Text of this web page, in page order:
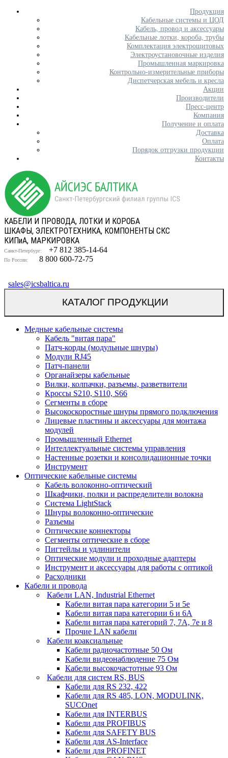
Продукция
Кабельные системы и ЦОД
Кабель, провод и аксессуары
Кабельные лотки, короба, трубы
Комплектация электрощитовых
Электроустановочные изделия
Промышленная маркировка
Контрольно-измерительные приборы
Диспетчерская мебель и кресла
Акции
Производители
Пресс-центр
Компания
Получение и оплата
Доставка
Оплата
Порядок отгрузки продукции
Контакты
КАБЕЛИ И ПРОВОДА, ЛОТКИ И КОРОБА
ШКАФЫ, ЭЛЕКТРОТЕХНИКА, КОМПОНЕНТЫ СКС
КИПиА, МАРКИРОВКА
Санкт-Петербург: +7 812 385-14-64
По России: 8 800 600-72-75
sales@icsbaltica.ru
КАТАЛОГ ПРОДУКЦИИ
Медные кабельные системы
Кабель "витая пара"
Патч-корды (модульные шнуры)
Модули RJ45
Патч-панели
Органайзеры кабельные
Вилки, колпачки, разъемы, разветвители
Кроссы S210, S110, S66
Сегменты в сборе
Высокоскоростные шнуры прямого подключения
Лицевые пластины и аксессуары для монтажа
модулей
Промышленный Ethernet
Интеллектуальные системы управления
Настенные розетки и консолидационные точки
Инструмент
Оптические кабельные системы
Кабель волоконно-оптический
Шкафчики, полки и распределители волокна
Система LightStack
Шнуры волоконно-оптические
Разъемы
Оптические коннекторы
Сегменты оптические в сборе
Пигтейлы и удлинители
Оптические модули и проходные адаптеры
Инструмент и аксессуары для работы с оптикой
Расходники
Кабели и провода
Кабели LAN, Industrial Ethernet
Кабели витая пара категории 5 и 5е
Кабели витая пара категории 6 и 6A
Кабели витая пара категорий 7, 7А, 7е и 8
Прочие LAN кабели
Кабели коаксиальные
Кабели радиочастотные 50 Ом
Кабели видеонаблюдение 75 Ом
Кабели высокочастотные 93 Ом
Кабели для систем RS, BUS
Кабели для RS 232, 422
Кабели для RS 485, LON, MODULINK,
SUCOnet
Кабели для INTERBUS
Кабели для PROFIBUS
Кабели для SAFETY BUS
Кабели для AS-Interface
Кабели для PROFINET